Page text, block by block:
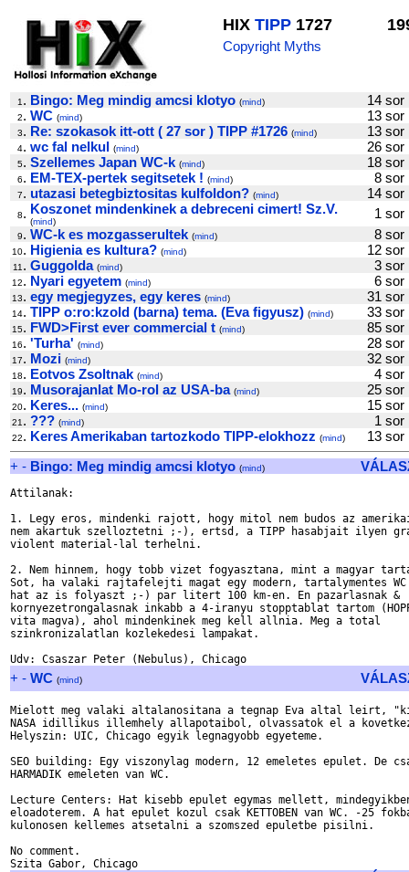
HIX TIPP 1727
Copyright Myths
1 . Bingo: Meg mindig amcsi klotyo (mind) 14
2. WC (mind) 13
3. Re: szokasok itt-ott ( 27 sor ) TIPP #1726 (mind) 13
4. wc fal nelkul (mind) 26
5. Szellemes Japan WC-k (mind) 18
6. EM-TEX-pertek segitsetek ! (mind) 8
7. utazasi betegbiztositas kulfoldon? (mind) 14
8. Koszonet mindenkinek a debreceni cimert! Sz.V.
(mind)
1
9. WC-k es mozgasserultek (mind) 8
10. Higienia es kultura? (mind) 12
11 . Guggolda (mind) 3
12. Nyari egyetem (mind) 6
13. egy megjegyzes, egy keres (mind) 31
14. TIPP o:ro:kzold (barna) tema. (Eva figyusz) (mind) 33
15. FWD>First ever commercial t (mind) 85
16. 'Turha' (mind) 28
17. Mozi (mind) 32
18. Eotvos Zsoltnak (mind) 4
19. Musorajanlat Mo-rol az USA-ba (mind) 25
20. Keres... (mind) 15
21 . ??? (mind) 1
22. Keres Amerikaban tartozkodo TIPP-elokhozz (mind)
13
+ - Bingo: Meg mindig amcsi klotyo (mind)
Attilanak:
1. Legy eros, mindenki rajott, hogy mitol nem budos az
nem akartuk szelloztetni ;-), ertsd, a TIPP hasabjait ilyen
violent material-lal terhelni.
2. Nem hinnem, hogy tobb vizet fogyasztana, mint a magyar
Sot, ha valaki rajtafelejti magat egy modern, tartalymentes
hat az is folyaszt ;-) par litert 100 km-en. En pazarlasnak &
kornyezetrongalasnak inkabb a 4-iranyu stopptablat tartom
vita magva), ahol mindenkinek meg kell allnia. Meg a total
szinkronizalatlan kozlekedesi lampakat.
+ - WC (mind)
Mielott meg valaki altalanositana a tegnap Eva altal leirt,
NASA idillikus illemhely allapotaibol, olvassatok el a
Helyszin: UIC, Chicago egyik legnagyobb egyeteme.
SEO building: Egy viszonylag modern, 12 emeletes epulet. De
HARMADIK emeleten van WC.
Lecture Centers: Hat kisebb epulet egymas mellett,
eloadoterem. A hat epulet kozul csak KETTOBEN van WC. -25
kulonosen kellemes atsetalni a szomszed epuletbe pisilni.
No comment.